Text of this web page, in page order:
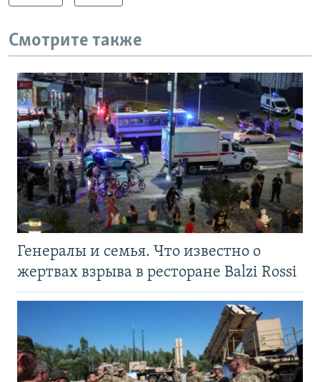
Смотрите также
Генералы и семья. Что известно о
жертвах взрыва в ресторане Balzi Rossi